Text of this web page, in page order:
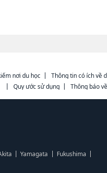
nơi du học Thông tin có ích về
Quy ước sử dụng
Thông báo
Yamagata
Fukushima